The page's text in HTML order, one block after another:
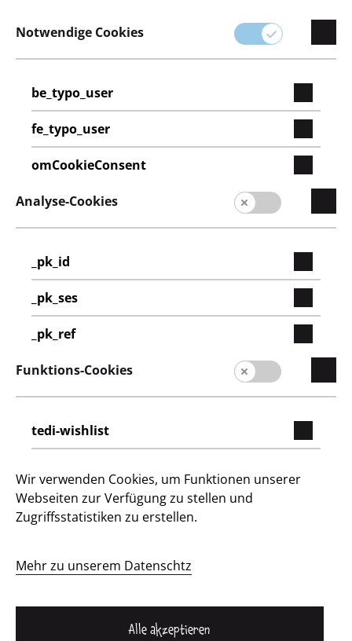
Kundeninformation
Impressum
Datenschutz
Notwendige Cookies
be_typo_user
fe_typo_user
omCookieConsent
Analyse-Cookies
_pk_id
_pk_ses
_pk_ref
Funktions-Cookies
tedi-wishlist
Wir verwenden Cookies, um Funktionen unserer
Webseiten zur Verfügung zu stellen und
Zugriffsstatistiken zu erstellen.
Mehr zu unserem Datenschtz
Alle akzeptieren